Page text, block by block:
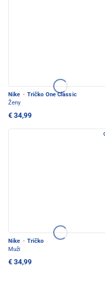
Nike · Tričko One Classic
Ženy
€ 34,99
Nike · Tričko
Muži
€ 34,99